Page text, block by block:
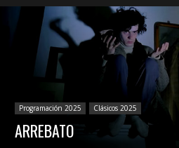
Programación 2025 Clásicos 2025
ARREBATO